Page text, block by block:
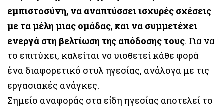
εμπιστοσύνη, να αναπτύσσει ισχυρές σχέσεις
με τα μέλη μιας ομάδας, και να συμμετέχει
ενεργά στη βελτίωση της απόδοσης τους. Για να
το επιτύχει, καλείται να υιοθετεί κάθε φορά
ένα διαφορετικό στυλ ηγεσίας, ανάλογα με τις
εργασιακές ανάγκες.
Σημείο αναφοράς στα είδη ηγεσίας αποτελεί το